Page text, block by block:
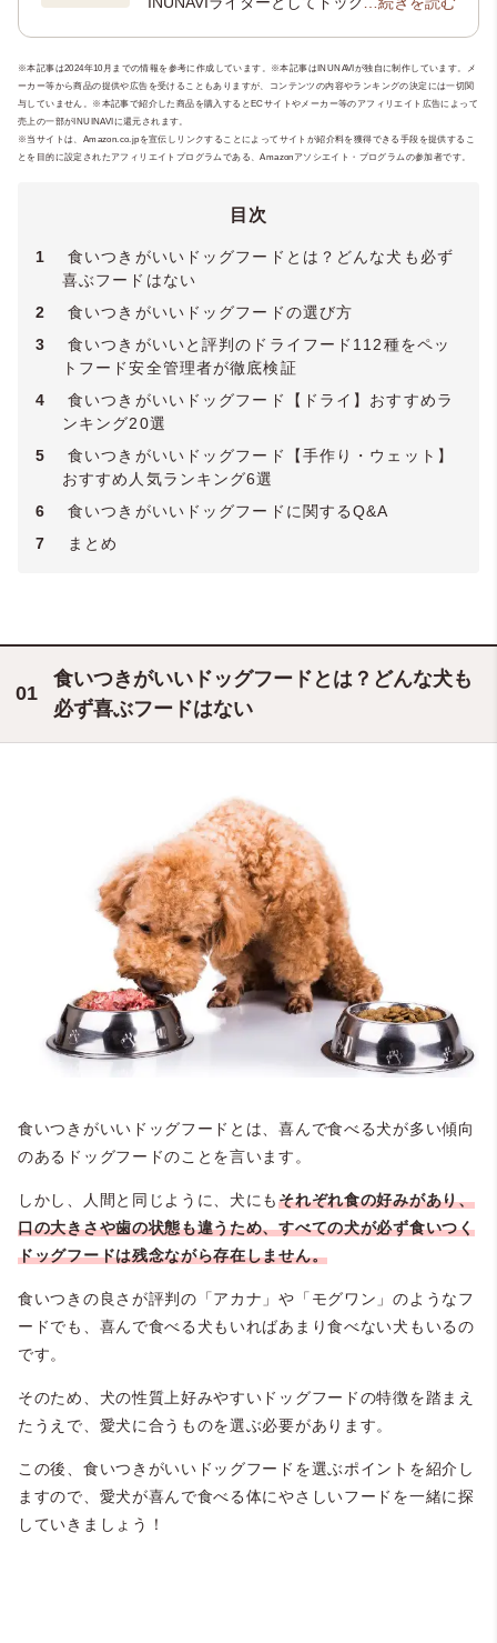
や、老犬介護に寄り添うオンラインサロン
「いぬのじかん 」を運営。ペットとの暮ら
しがより豊かになるような、経験を生かし
た正しい情報、一歩踏み込んだ内容の記事
をお届けします。保有資格：
ペットフード
危機管理士3級
※本記事は2024年10月までの情報を参考に作成しています。※本記事はINUNAVIが独自に制作しています。メ
ーカー等から商品の提供や広告を受けることもありますが、コンテンツの内容やランキングの決定には一切関
与していません。※本記事で紹介した商品を購入するとECサイトやメーカー等のアフィリエイト広告によって
売上の一部がINUINAVIに還元されます。
※当サイトは、Amazon.co.jpを宣伝しリンクすることによってサイトが紹介料を獲得できる手段を提供するこ
とを目的に設定されたアフィリエイトプログラムである、Amazonアソシエイト・プログラムの参加者です。
目次
1
食いつきがいいドッグフードとは？どんな犬も必ず
喜ぶフードはない
2
食いつきがいいドッグフードの選び方
3
食いつきがいいと評判のドライフード112種をペッ
トフード安全管理者が徹底検証
4
食いつきがいいドッグフード【ドライ】おすすめラ
ンキング20選
5
食いつきがいいドッグフード【手作り・ウェット】
おすすめ人気ランキング6選
6
食いつきがいいドッグフードに関するQ&A
7
まとめ
食いつきがいいドッグフードとは？どんな犬も
必ず喜ぶフードはない
食いつきがいいドッグフードとは、喜んで食べる犬が多い傾向
のあるドッグフードのことを言います。
しかし、人間と同じように、犬にもそれぞれ食の好みがあり、
口の大きさや歯の状態も違うため、すべての犬が必ず食いつく
ドッグフードは残念ながら存在しません。
食いつきの良さが評判の「アカナ」や「モグワン」のようなフ
ードでも、喜んで食べる犬もいればあまり食べない犬もいるの
です。
そのため、犬の性質上好みやすいドッグフードの特徴を踏まえ
たうえで、愛犬に合うものを選ぶ必要があります。
この後、食いつきがいいドッグフードを選ぶポイントを紹介し
ますので、愛犬が喜んで食べる体にやさしいフードを一緒に探
していきましょう！